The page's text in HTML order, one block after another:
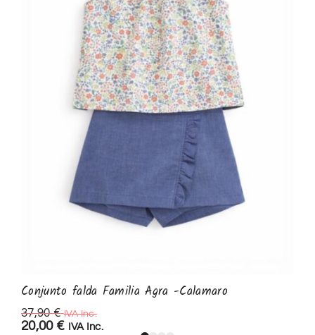
Conjunto falda Familia Agra -Calamaro
37,90€ IVA Inc.
20,00 € IVA Inc.